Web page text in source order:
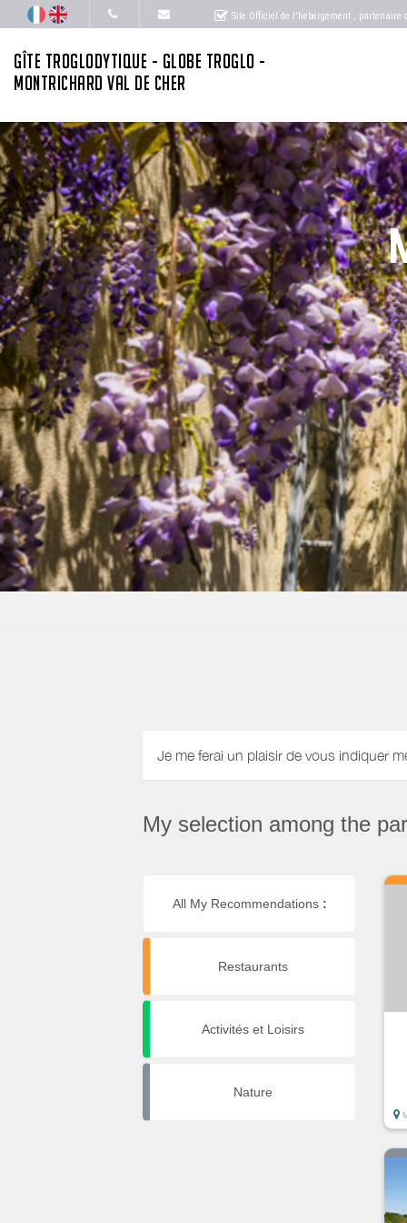
Site Officiel de l'hébergement , partenaire
GÎTE TROGLODYTIQUE - GLOBE TROGLO -
MONTRICHARD VAL DE CHER
Je me ferai un plaisir de vous indiquer
My selection among the
All My Recommendations :
Restaurants
Activités et Loisirs
Nature